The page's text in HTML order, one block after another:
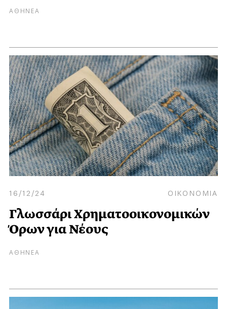
ΑΘΗΝΕΑ
16/12/24 ΟΙΚΟΝΟΜΙΑ
Γλωσσάρι Χρηματοοικονομικών
Όρων για Νέους
ΑΘΗΝΕΑ